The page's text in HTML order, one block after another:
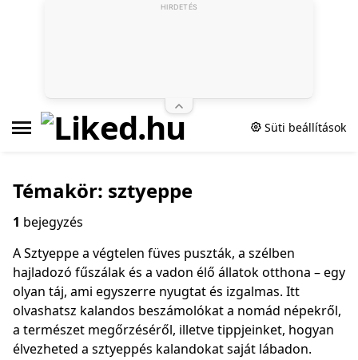
Süti beállítások
Témakör: sztyeppe
1 bejegyzés
A Sztyeppe a végtelen füves puszták, a szélben
hajladozó fűszálak és a vadon élő állatok otthona – egy
olyan táj, ami egyszerre nyugtat és izgalmas. Itt
olvashatsz kalandos beszámolókat a nomád népekről,
a természet megőrzéséről, illetve tippjeinket, hogyan
élvezheted a sztyeppés kalandokat saját lábadon.
HIRDETÉS